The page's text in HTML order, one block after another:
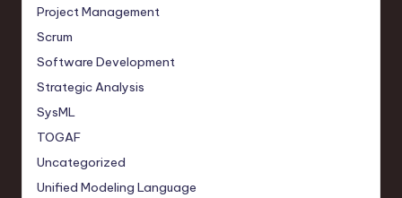
Project Management
Scrum
Software Development
Strategic Analysis
SysML
TOGAF
Uncategorized
Unified Modeling Language